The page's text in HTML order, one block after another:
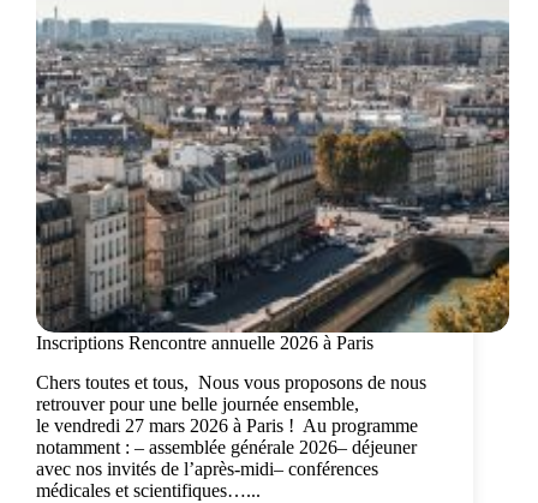
Inscriptions Rencontre annuelle 2026 à Paris
Chers toutes et tous, Nous vous proposons de nous
retrouver pour une belle journée ensemble,
le vendredi 27 mars 2026 à Paris ! Au programme
notamment : – assemblée générale 2026– déjeuner
avec nos invités de l’après-midi– conférences
médicales et scientifiques…...